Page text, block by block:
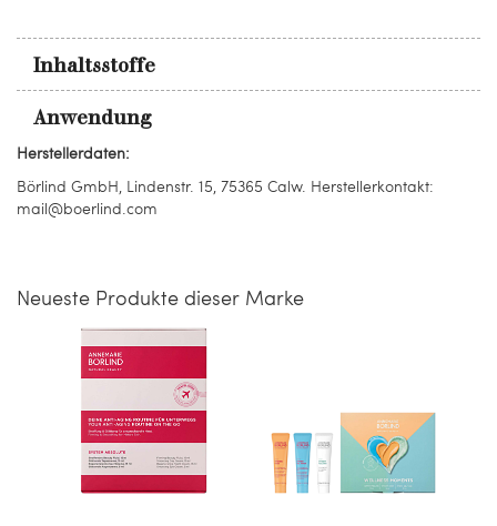
Inhaltsstoffe
Anwendung
Herstellerdaten:
Börlind GmbH, Lindenstr. 15, 75365 Calw. Herstellerkontakt:
mail@boerlind.com
Neueste Produkte dieser Marke